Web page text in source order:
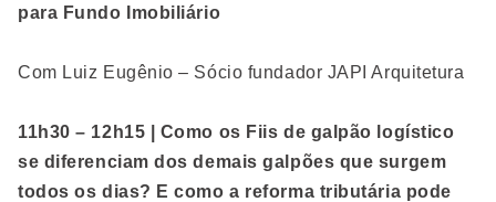
para Fundo Imobiliário
Com Luiz Eugênio – Sócio fundador JAPI Arquitetura
11h30 – 12h15 | Como os Fiis de galpão logístico
se diferenciam dos demais galpões que surgem
todos os dias? E como a reforma tributária pode